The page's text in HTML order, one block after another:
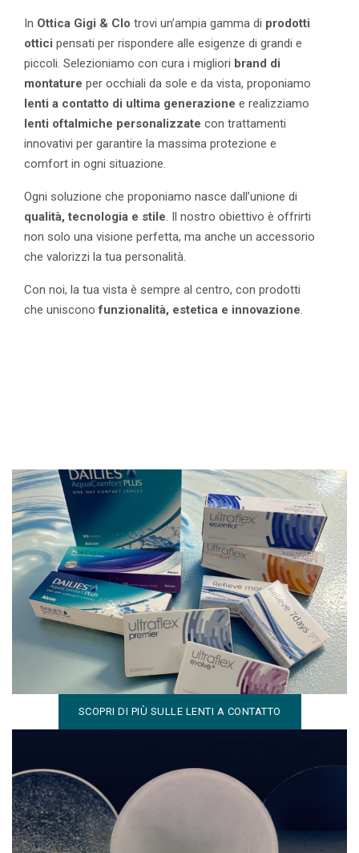
In Ottica Gigi & Clo trovi un’ampia gamma di prodotti
ottici pensati per rispondere alle esigenze di grandi e
piccoli. Selezioniamo con cura i migliori brand di
montature per occhiali da sole e da vista, proponiamo
lenti a contatto di ultima generazione e realizziamo
lenti oftalmiche personalizzate con trattamenti
innovativi per garantire la massima protezione e
comfort in ogni situazione.
Ogni soluzione che proponiamo nasce dall’unione di
qualità, tecnologia e stile. Il nostro obiettivo è offrirti
non solo una visione perfetta, ma anche un accessorio
che valorizzi la tua personalità.
Con noi, la tua vista è sempre al centro, con prodotti
che uniscono funzionalità, estetica e innovazione.
Lenti oftalmiche di qualità per ogni
esigenza visiva
Dalle lenti monofocali alle progressive, fino alle soluzioni
dedicate allo stile di vita: precisione e comfort su misura
per te.
SCOPRI DI PIÙ SULLE LENTI A CONTATTO
Lenti oftalmiche di qualità per ogni
esigenza visiva
Dalle lenti monofocali alle progressive, fino alle soluzioni